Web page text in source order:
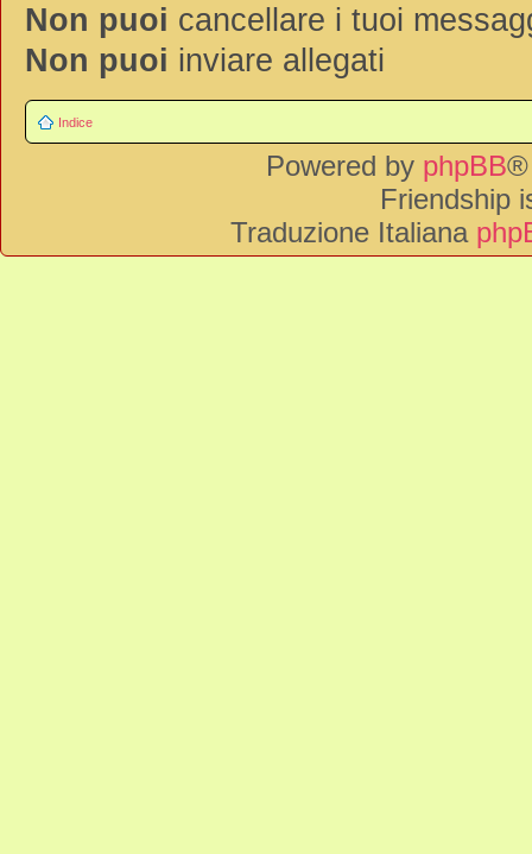
Non puoi cancellare i tuoi
Non puoi inviare allegati
Indice
Powered by phpBB®
Friendship
Traduzione Italiana